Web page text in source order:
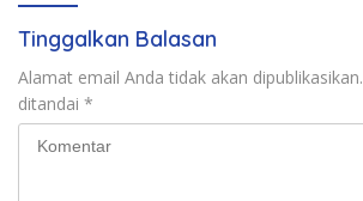
Tinggalkan Balasan
Alamat email Anda tidak akan dipublikasikan.
ditandai *